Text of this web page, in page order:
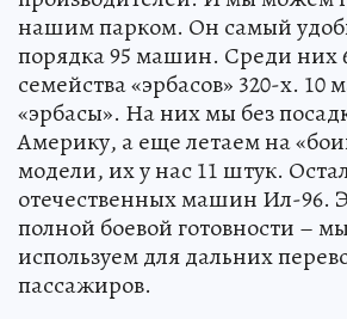
нашим парком. Он самый
порядка 95 машин. Среди них
семейства «эрбасов» 320-х. 10
«эрбасы». На них мы без
Америку, а еще летаем на
модели, их у нас 11 штук.
отечественных машин Ил-96.
полной боевой готовности –
используем для дальних
пассажиров.